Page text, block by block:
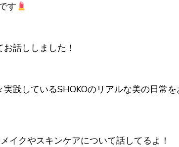
す
話ししました！
践しているSHOKOのリアルな美の日常
イクやスキンケアについて話してるよ！